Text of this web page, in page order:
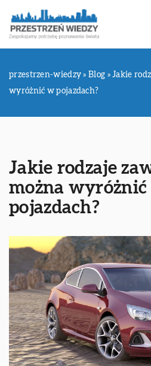
przestrzen-wiedzy »Blog »Jakie
wyróżnić w pojazdach?
Jakie rodzaje
można
pojazdach?